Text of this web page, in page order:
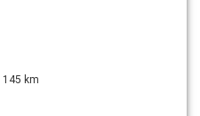
145 km